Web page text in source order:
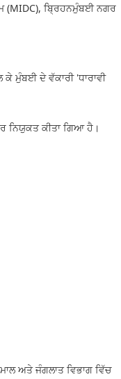
(MIDC), ਬ੍ਰਿਹਨਮੁੰਬਈ ਨਗਰ
ਮੁੰਬਈ ਦੇ ਵੱਕਾਰੀ 'ਧਾਰਾਵੀ
ਨਿਯੁਕਤ ਕੀਤਾ ਗਿਆ ਹੈ।
ਅਤੇ ਜੰਗਲਾਤ ਵਿਭਾਗ ਵਿੱਚ